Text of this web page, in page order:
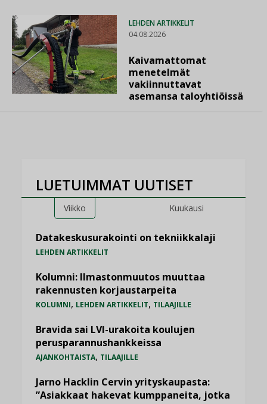
LEHDEN ARTIKKELIT
04.08.2026
Kaivamattomat
menetelmät
vakiinnuttavat
asemansa taloyhtiöissä
LUETUIMMAT UUTISET
Viikko Kuukausi
Datakeskusurakointi on tekniikkalaji
LEHDEN ARTIKKELIT
Kolumni: Ilmastonmuutos muuttaa
rakennusten korjaustarpeita
KOLUMNI, LEHDEN ARTIKKELIT, TILAAJILLE
Bravida sai LVI-urakoita koulujen
perusparannushankkeissa
AJANKOHTAISTA, TILAAJILLE
Jarno Hacklin Cervin yrityskaupasta:
”Asiakkaat hakevat kumppaneita, jotka